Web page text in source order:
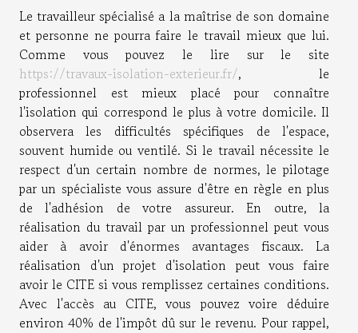
Le travailleur spécialisé a la maîtrise de son domaine
et personne ne pourra faire le travail mieux que lui.
Comme vous pouvez le lire sur le site
https://travaux-isolation-exterieur.fr/, le
professionnel est mieux placé pour connaître
l'isolation qui correspond le plus à votre domicile. Il
observera les difficultés spécifiques de l'espace,
souvent humide ou ventilé. Si le travail nécessite le
respect d'un certain nombre de normes, le pilotage
par un spécialiste vous assure d'être en règle en plus
de l'adhésion de votre assureur. En outre, la
réalisation du travail par un professionnel peut vous
aider à avoir d'énormes avantages fiscaux. La
réalisation d'un projet d'isolation peut vous faire
avoir le CITE si vous remplissez certaines conditions.
Avec l'accès au CITE, vous pouvez voire déduire
environ 40% de l'impôt dû sur le revenu. Pour rappel,